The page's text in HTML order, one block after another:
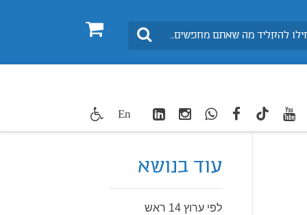
0 חיפוש
twitter
youtube
TikTok
facebook
WhatsApp
Instagram
LinkedIn
En
עוד בנושא
לפי ערוץ 14 ראש